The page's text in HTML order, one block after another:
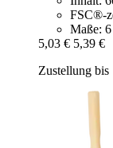
FSC®-
Maße:
5,03 € 5,39 €
Zustellung bis